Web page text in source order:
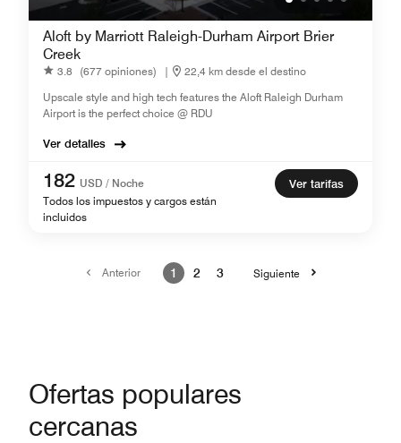
Aloft by Marriott Raleigh-Durham Airport Brier
Creek
3.8 (677 opiniones) |
22,4 km desde el destino
Upscale style and high tech features the Aloft Raleigh Durham
Airport is the perfect choice @ RDU
Ver detalles
182 USD / Noche
Todos los impuestos y cargos están
incluidos
Ver tarifas
Anterior 1 2 3 Siguiente
Ofertas populares
cercanas